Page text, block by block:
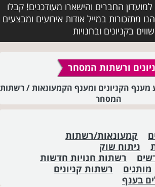
החברים והישארו מעודכנים! קבלו
מתזכורות במייל אודות אירועים ומבצעים
שווים בקניונים ובחנויות
ורשתות המסחר
מענף הקניונים ומענף הקמעונאות / רשתות
המסחר
קמעונאות/רשתות
ניתוח שוק
רשתות חנויות חדשות
מותגים
רשתות קניונים
בענף